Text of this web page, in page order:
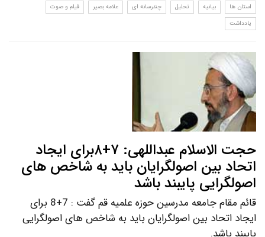
استان ها بیانیه تحلیل چندرسانه ای علامه بصیر
فیلم و صوت
یادداشت
حجت الاسلام عبداللهی: ۷+۸برای ایجاد
اتحاد بین اصولگرایان باید به شاخص های
اصولگرایی پایبند باشد
قائم مقام جامعه مدرسین حوزه علمیه قم گفت : 7+8 برای
ایجاد اتحاد بین اصولگرایان باید به شاخص های اصولگرایی
پایبند باشد.